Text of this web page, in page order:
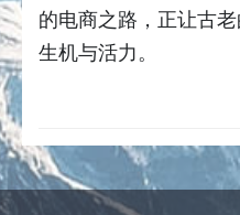
的电商之路，正让古
生机与活力。